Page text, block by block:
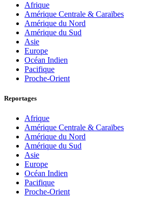
Afrique
Amérique Centrale & Caraïbes
Amérique du Nord
Amérique du Sud
Asie
Europe
Océan Indien
Pacifique
Proche-Orient
Reportages
Afrique
Amérique Centrale & Caraïbes
Amérique du Nord
Amérique du Sud
Asie
Europe
Océan Indien
Pacifique
Proche-Orient